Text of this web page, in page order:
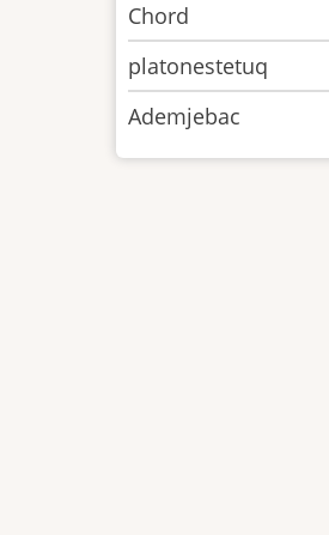
Chord
platonestetuq
Ademjebac